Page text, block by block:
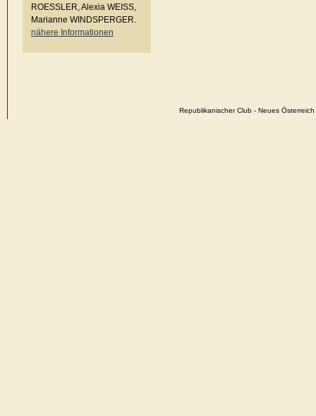
ROESSLER, Alexia WEISS,
Marianne WINDSPERGER.
nähere Informationen
Republikanischer Club - Neues